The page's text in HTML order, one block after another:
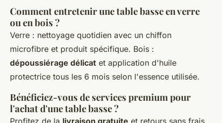
Comment entretenir une table basse en verre
ou en bois ?
Verre : nettoyage quotidien avec un chiffon
microfibre et produit spécifique. Bois :
dépoussiérage délicat et application d'huile
protectrice tous les 6 mois selon l'essence utilisée.
Bénéficiez-vous de services premium pour
l'achat d'une table basse ?